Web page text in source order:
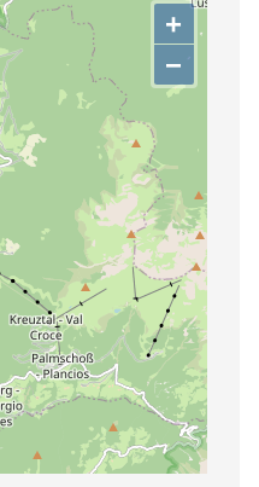
+
−